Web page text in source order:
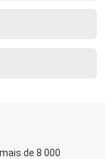
de 8 000